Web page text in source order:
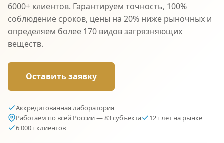
6000+ клиентов. Гарантируем точность, 100%
соблюдение сроков, цены на 20% ниже рыночных и
определяем более 170 видов загрязняющих
веществ.
Оставить заявку
Аккредитованная лаборатория
Работаем по всей России — 83 субъекта
12+ лет на рынке
6 000+ клиентов